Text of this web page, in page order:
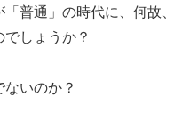
普通」の時代に、何故、
しょうか？
いのか？